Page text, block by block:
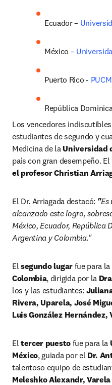
Ecuador –
México –
Puerto Rico -
República
Los vencedores
estudiantes de segundo y
Medicina de la Universidad
país con gran desempeño.
el profesor Christian
El Dr. Arriagada destacó: "Es
alcanzado este logro,
México, Ecuador, República
Argentina y Colombia."
El segundo lugar fue para la
Colombia, dirigida por la
los y las estudiantes:
Rivera, Uparela, José
Luis González
El tercer puesto fue para la
México, guiada por el Dr.
talentoso equipo de
Meleshko Alexandr,